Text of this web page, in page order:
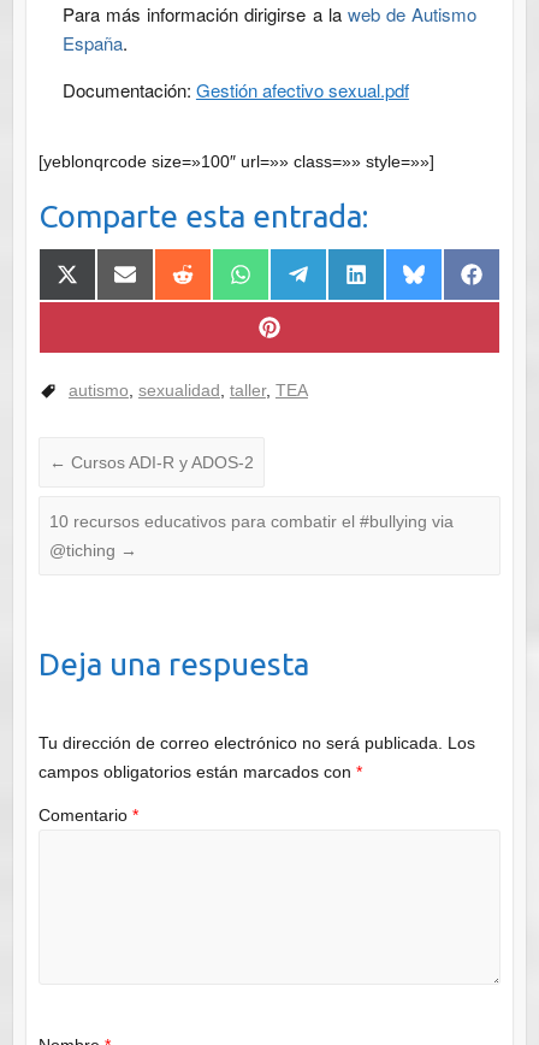
Para más información dirigirse a la web de Autismo
España.
Documentación: Gestión afectivo sexual.pdf
[yeblonqrcode size=»100″ url=»» class=»» style=»»]
Comparte esta entrada:
Compartir
en
Compartir
en
Compartir
en
Compartir
en
WhatsApp
Compartir
en
Compartir
en
Compartir
en
en
Compartir
en
autismo sexualidad taller, TEA
← Cursos ADI-R y ADOS-2
10 recursos educativos para combatir el #bullying via
@tiching →
Deja una respuesta
Tu dirección de correo electrónico no será publicada. Los
campos obligatorios están marcados con *
Comentario *